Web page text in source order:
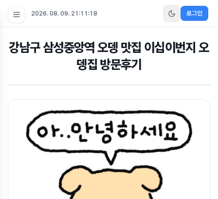
2026. 08. 09. 21:11:19 로그인
강남구 삼성중앙역 오뎅 맛집 이십이번지 오
뎅집 방문후기